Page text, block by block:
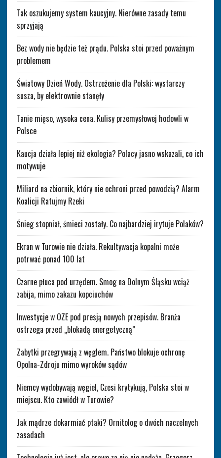
Tak oszukujemy system kaucyjny. Nierówne zasady temu
sprzyjają
Bez wody nie będzie też prądu. Polska stoi przed poważnym
problemem
Światowy Dzień Wody. Ostrzeżenie dla Polski: wystarczy
susza, by elektrownie stanęły
Tanie mięso, wysoka cena. Kulisy przemysłowej hodowli w
Polsce
Kaucja działa lepiej niż ekologia? Polacy jasno wskazali, co ich
motywuje
Miliard na zbiornik, który nie ochroni przed powodzią? Alarm
Koalicji Ratujmy Rzeki
Śnieg stopniał, śmieci zostały. Co najbardziej irytuje Polaków?
Ekran w Turowie nie działa. Rekultywacja kopalni może
potrwać ponad 100 lat
Czarne płuca pod urzędem. Smog na Dolnym Śląsku wciąż
zabija, mimo zakazu kopciuchów
Inwestycje w OZE pod presją nowych przepisów. Branża
ostrzega przed „blokadą energetyczną”
Zabytki przegrywają z węglem. Państwo blokuje ochronę
Opolna-Zdroju mimo wyroków sądów
Niemcy wydobywają węgiel, Czesi krytykują, Polska stoi w
miejscu. Kto zawiódł w Turowie?
Jak mądrze dokarmiać ptaki? Ornitolog o dwóch naczelnych
zasadach